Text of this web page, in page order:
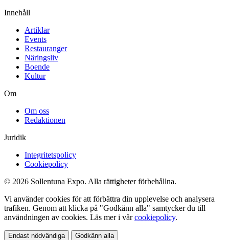
Innehåll
Artiklar
Events
Restauranger
Näringsliv
Boende
Kultur
Om
Om oss
Redaktionen
Juridik
Integritetspolicy
Cookiepolicy
© 2026 Sollentuna Expo. Alla rättigheter förbehållna.
Vi använder cookies för att förbättra din upplevelse och analysera
trafiken. Genom att klicka på "Godkänn alla" samtycker du till
användningen av cookies. Läs mer i vårcookiepolicy.
Endast nödvändiga Godkänn alla